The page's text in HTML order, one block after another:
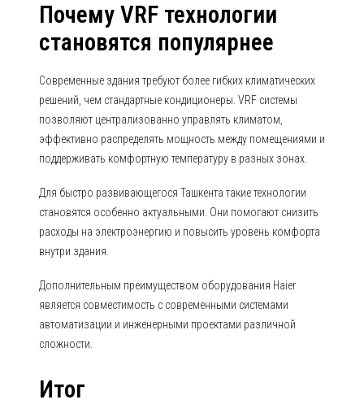
Почему VRF технологии
становятся популярнее
Современные здания требуют более гибких климатических
решений, чем стандартные кондиционеры. VRF системы
позволяют централизованно управлять климатом,
эффективно распределять мощность между помещениями и
поддерживать комфортную температуру в разных зонах.
Для быстро развивающегося Ташкента такие технологии
становятся особенно актуальными. Они помогают снизить
расходы на электроэнергию и повысить уровень комфорта
внутри здания.
Дополнительным преимуществом оборудования Haier
является совместимость с современными системами
автоматизации и инженерными проектами различной
сложности.
Итог